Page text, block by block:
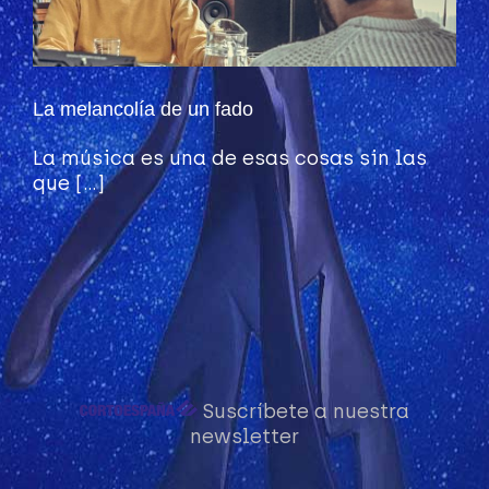
La melancolía de un fado
La música es una de esas cosas sin las
que [...]
Suscríbete a nuestra
newsletter